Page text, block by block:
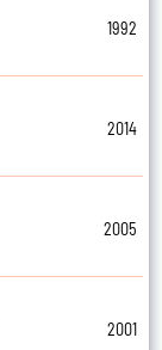
1992
2014
2005
2001